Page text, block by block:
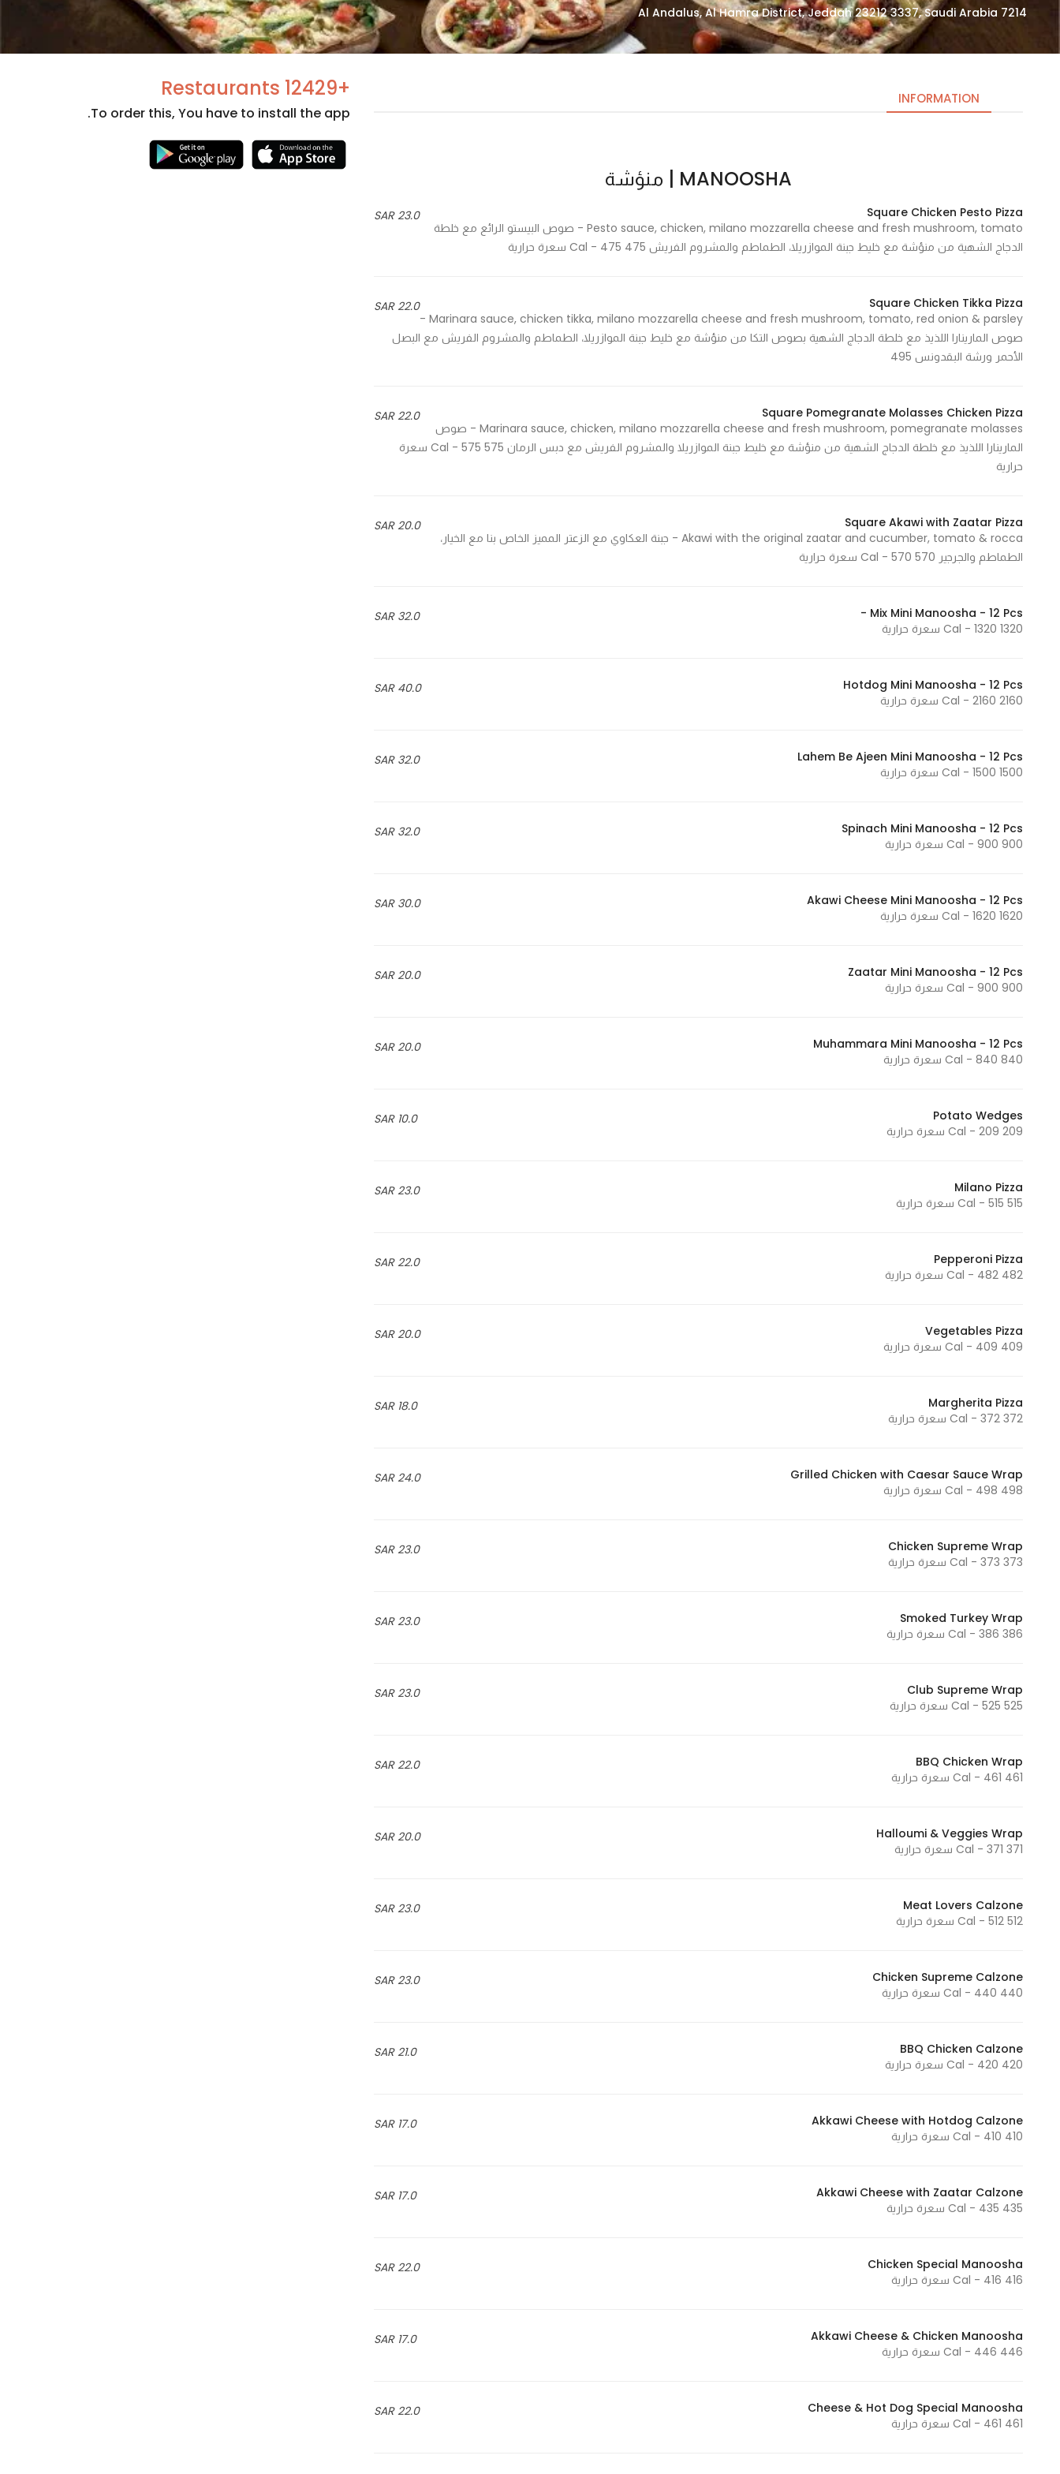
7214 Al Andalus, Al Hamra District, Jeddah 23212 3337, Saudi Arabia
INFORMATION
MANOOSHA | منؤشة
23.0 SAR
Square Chicken Pesto Pizza
Pesto sauce, chicken, milano mozzarella cheese and fresh mushroom, tomato - صوص البيستو الرائع مع خلطة
الدجاج الشهية من منؤشة مع خليط جبنة الموازريلا، الطماطم والمشروم الفريش 475 Cal - 475 سعرة حرارية
22.0 SAR
Square Chicken Tikka Pizza
Marinara sauce, chicken tikka, milano mozzarella cheese and fresh mushroom, tomato, red onion & parsley -
صوص المارينارا اللذيذ مع خلطة الدجاج الشهية بصوص التكا من منؤشة مع خليط جبنة الموازريلا، الطماطم والمشروم الفريش مع البصل
الأحمر ورشة البقدونس 495
22.0 SAR
Square Pomegranate Molasses Chicken Pizza
Marinara sauce, chicken, milano mozzarella cheese and fresh mushroom, pomegranate molasses - صوص
المارينارا اللذيذ مع خلطة الدجاج الشهية من منؤشة مع خليط جبنة الموازريلا والمشروم الفريش مع دبس الرمان 575 Cal - 575 سعرة
حرارية
20.0 SAR
Square Akawi with Zaatar Pizza
Akawi with the original zaatar and cucumber, tomato & rocca - جبنة العكاوي مع الزعتر المميز الخاص بنا مع الخيار،
الطماطم والجرجير 570 Cal - 570 سعرة حرارية
32.0 SAR
Mix Mini Manoosha - 12 Pcs -
1320 Cal - 1320 سعرة حرارية
40.0 SAR
Hotdog Mini Manoosha - 12 Pcs
2160 Cal - 2160 سعرة حرارية
32.0 SAR
Lahem Be Ajeen Mini Manoosha - 12 Pcs
1500 Cal - 1500 سعرة حرارية
32.0 SAR
Spinach Mini Manoosha - 12 Pcs
900 Cal - 900 سعرة حرارية
30.0 SAR
Akawi Cheese Mini Manoosha - 12 Pcs
1620 Cal - 1620 سعرة حرارية
20.0 SAR
Zaatar Mini Manoosha - 12 Pcs
900 Cal - 900 سعرة حرارية
20.0 SAR
Muhammara Mini Manoosha - 12 Pcs
840 Cal - 840 سعرة حرارية
10.0 SAR
Potato Wedges
209 Cal - 209 سعرة حرارية
23.0 SAR
Milano Pizza
515 Cal - 515 سعرة حرارية
22.0 SAR
Pepperoni Pizza
482 Cal - 482 سعرة حرارية
20.0 SAR
Vegetables Pizza
409 Cal - 409 سعرة حرارية
18.0 SAR
Margherita Pizza
372 Cal - 372 سعرة حرارية
24.0 SAR
Grilled Chicken with Caesar Sauce Wrap
498 Cal - 498 سعرة حرارية
23.0 SAR
Chicken Supreme Wrap
373 Cal - 373 سعرة حرارية
23.0 SAR
Smoked Turkey Wrap
386 Cal - 386 سعرة حرارية
23.0 SAR
Club Supreme Wrap
525 Cal - 525 سعرة حرارية
22.0 SAR
BBQ Chicken Wrap
461 Cal - 461 سعرة حرارية
20.0 SAR
Halloumi & Veggies Wrap
371 Cal - 371 سعرة حرارية
23.0 SAR
Meat Lovers Calzone
512 Cal - 512 سعرة حرارية
23.0 SAR
Chicken Supreme Calzone
440 Cal - 440 سعرة حرارية
21.0 SAR
BBQ Chicken Calzone
420 Cal - 420 سعرة حرارية
17.0 SAR
Akkawi Cheese with Hotdog Calzone
410 Cal - 410 سعرة حرارية
17.0 SAR
Akkawi Cheese with Zaatar Calzone
435 Cal - 435 سعرة حرارية
22.0 SAR
Chicken Special Manoosha
416 Cal - 416 سعرة حرارية
17.0 SAR
Akkawi Cheese & Chicken Manoosha
446 Cal - 446 سعرة حرارية
22.0 SAR
Cheese & Hot Dog Special Manoosha
461 Cal - 461 سعرة حرارية
+12429 Restaurants
To order this, You have to install the app.
cookies
are not
optional.
for the
website to
function.
Statistics
In order for
us to
improve
functionality
how the
website is
Experience
to perform
during your
visit. If you
cookies,
some
disappear
your
interests and
site, you
seeing
personalized